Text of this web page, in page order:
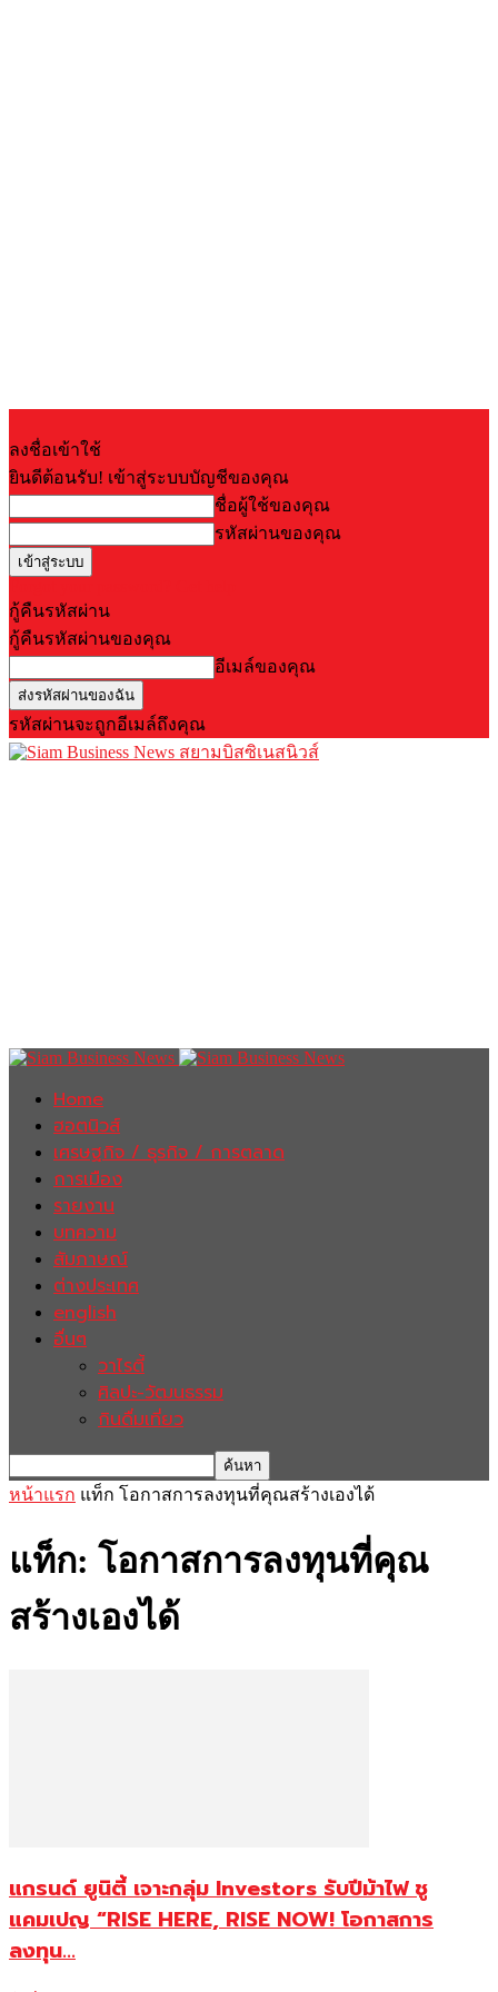
ลงชื่อเข้าใช้
ยินดีต้อนรับ! เข้าสู่ระบบบัญชีของคุณ
ชื่อผู้ใช้ของคุณ
รหัสผ่านของคุณ
กู้คืนรหัสผ่าน
กู้คืนรหัสผ่านของคุณ
อีเมล์ของคุณ
รหัสผ่านจะถูกอีเมล์ถึงคุณ
สยามบิสซิเนสนิวส์
Home
ฮอตนิวส์
เศรษฐกิจ / ธุรกิจ / การตลาด
การเมือง
รายงาน
บทความ
สัมภาษณ์
ต่างประเทศ
english
อื่นๆ
วาไรตี้
ศิลปะ-วัฒนธรรม
กินดื่มเที่ยว
หน้าแรก แท็ก โอกาสการลงทุนที่คุณสร้างเองได้
แท็ก: โอกาสการลงทุนที่คุณ
สร้างเองได้
แกรนด์ ยูนิตี้ เจาะกลุ่ม Investors รับปีม้าไฟ ชู
แคมเปญ “RISE HERE, RISE NOW! โอกาสการ
ลงทุน...